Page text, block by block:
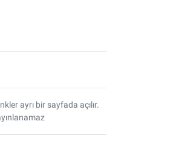
ayrı bir sayfada açılır.